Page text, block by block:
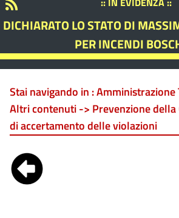
DICHIARATO LO STATO DI
PER INCENDI
Stai navigando in :Amministrazione
Altri contenuti -> Prevenzione
di accertamento delle violazioni